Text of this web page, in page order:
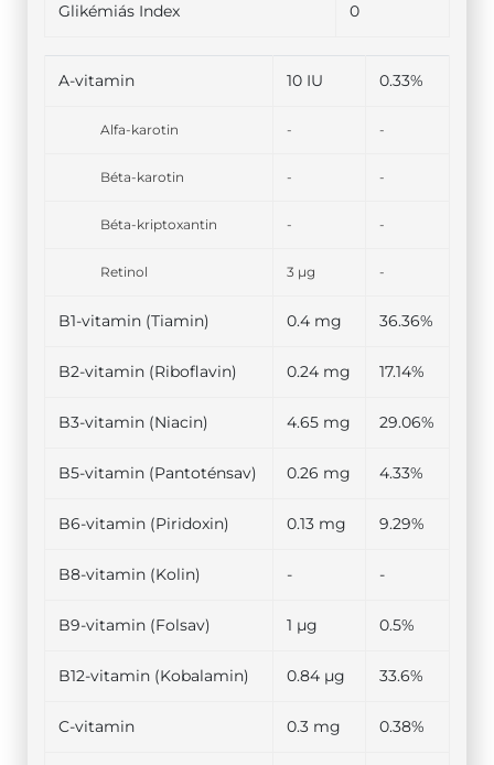
Glikémiás Index 0
A-vitamin 10 IU 0.33%
Alfa-karotin - -
Béta-karotin - -
Béta-kriptoxantin - -
Retinol 3 µg -
B1-vitamin (Tiamin) 0.4 mg 36.36%
B2-vitamin (Riboflavin) 0.24 mg 17.14%
B3-vitamin (Niacin) 4.65 mg 29.06%
B5-vitamin (Pantoténsav) 0.26 mg 4.33%
B6-vitamin (Piridoxin) 0.13 mg 9.29%
B8-vitamin (Kolin) - -
B9-vitamin (Folsav) 1 µg 0.5%
B12-vitamin (Kobalamin) 0.84 µg 33.6%
C-vitamin 0.3 mg 0.38%